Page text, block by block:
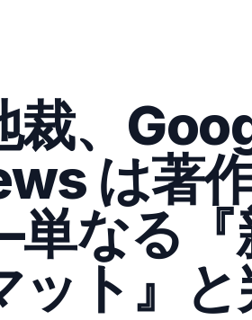
裁、
は著
なる『
ット』と